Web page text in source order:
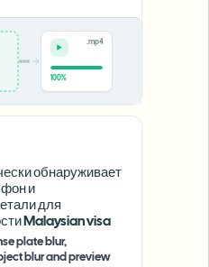
100%
.mp4
обнаруживает
фон и
для
Malaysian visa
plate blur,
blur and preview